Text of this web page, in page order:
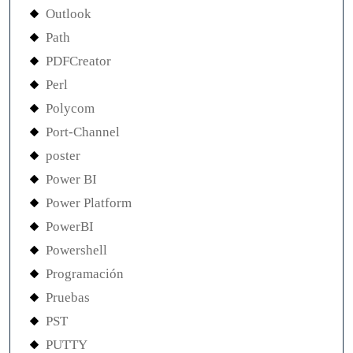
Outlook
Path
PDFCreator
Perl
Polycom
Port-Channel
poster
Power BI
Power Platform
PowerBI
Powershell
Programación
Pruebas
PST
PUTTY